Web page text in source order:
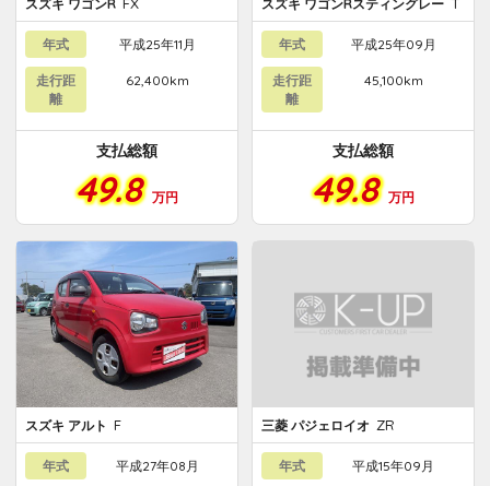
スズキ ワゴンR
年式 平成25年11月
走行距
離
62,400km
支払総額
49.8 万円
スズキ ワゴンRスティングレー
年式 平成25年09月
走行距
離
45,100km
支払総額
49.8 万円
スズキ アルト F
年式 平成27年08月
三菱 パジェロイオ ZR
年式 平成15年09月